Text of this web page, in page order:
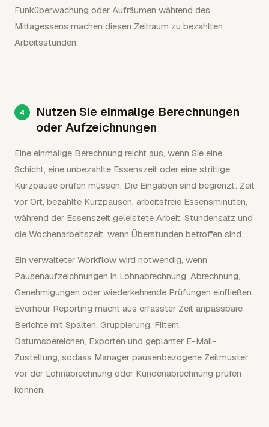
Funküberwachung oder Aufräumen während des
Mittagessens machen diesen Zeitraum zu bezahlten
Arbeitsstunden.
Nutzen Sie einmalige Berechnungen
oder Aufzeichnungen
Eine einmalige Berechnung reicht aus, wenn Sie eine
Schicht, eine unbezahlte Essenszeit oder eine strittige
Kurzpause prüfen müssen. Die Eingaben sind begrenzt: Zeit
vor Ort, bezahlte Kurzpausen, arbeitsfreie Essensminuten,
während der Essenszeit geleistete Arbeit, Stundensatz und
die Wochenarbeitszeit, wenn Überstunden betroffen sind.
Ein verwalteter Workflow wird notwendig, wenn
Pausenaufzeichnungen in Lohnabrechnung, Abrechnung,
Genehmigungen oder wiederkehrende Prüfungen einfließen.
Everhour Reporting macht aus erfasster Zeit anpassbare
Berichte mit Spalten, Gruppierung, Filtern,
Datumsbereichen, Exporten und geplanter E-Mail-
Zustellung, sodass Manager pausenbezogene Zeitmuster
vor der Lohnabrechnung oder Kundenabrechnung prüfen
können.